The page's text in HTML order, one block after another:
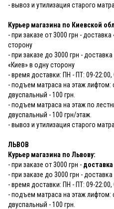
- вывоз и утилизация старого
Курьер магазина по Киевской
- при заказе от 3000 грн -
сторону
- при заказе до 3000 грн -
«Киев» в одну сторону
- время доставки: ПН - ПТ: 09-22:00,
- подъем матраса на этаж лифтом:
двуспальный - 100 грн.
- подъем матраса на этаж по
двуспальный - 100 грн/этаж.
- вывоз и утилизация старого
ЛЬВОВ
Курьер магазина по Львову:
- при заказе от 3000 грн -
- при заказе до 3000 грн - доставка
- время доставки: ПН - ПТ: 09-22:00,
- подъем матраса на этаж лифтом:
двуспальный - 100 грн.